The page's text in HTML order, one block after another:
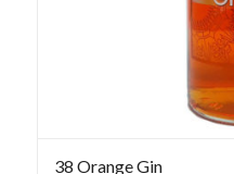
38 Orange Gin